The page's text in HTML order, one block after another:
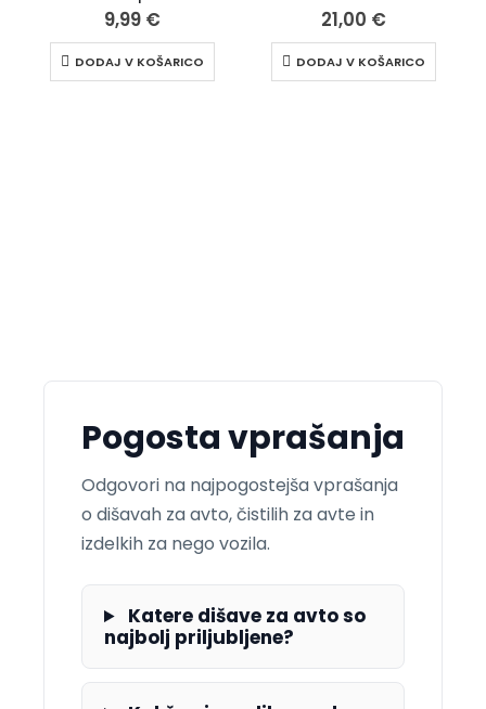
9,99 €
DODAJ V KOŠARICO
21,00 €
DODAJ V KOŠARICO
Pogosta vprašanja
Odgovori na najpogostejša vprašanja
o dišavah za avto, čistilih za avte in
izdelkih za nego vozila.
Katere dišave za avto so
najbolj priljubljene?